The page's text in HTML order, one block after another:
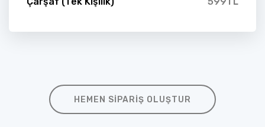
HEMEN SIPARIŞ OLUŞTUR